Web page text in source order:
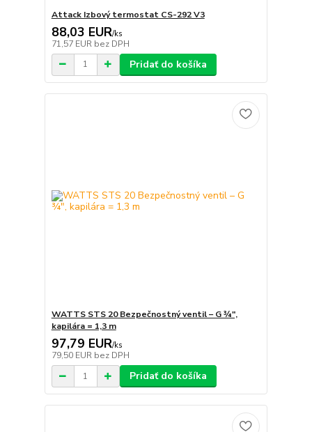
Attack Izbový termostat CS-292 V3
88,03 EUR/ks
71,57 EUR bez DPH
Pridať do košíka
WATTS STS 20 Bezpečnostný ventil – G ¾",
kapilára = 1,3 m
97,79 EUR/ks
79,50 EUR bez DPH
Pridať do košíka